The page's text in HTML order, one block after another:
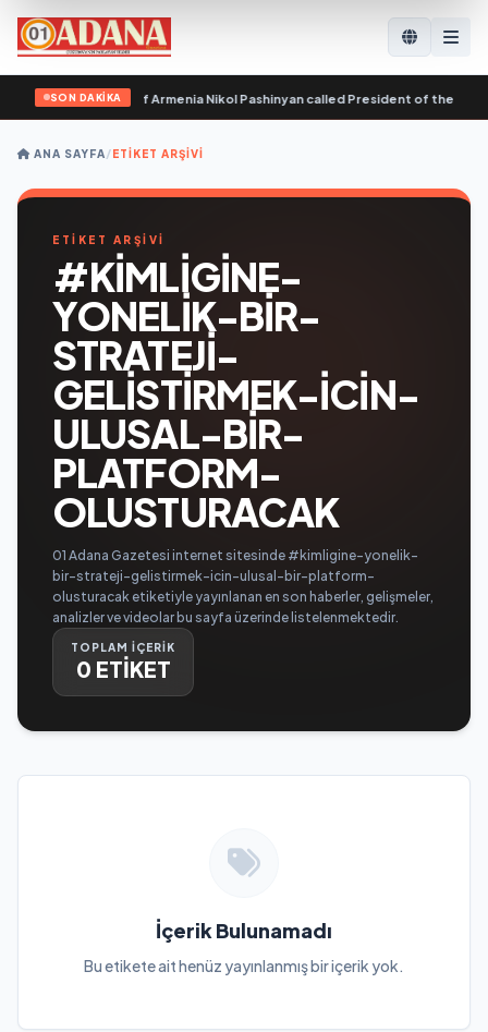
SON DAKİKA
of the Republic of Armenia Nikol Pashinyan called President of the
ANA SAYFA/ETIKET ARŞIVI
ETİKET ARŞİVİ
#KIMLIGINE-
YONELIK-BIR-
STRATEJI-
GELISTIRMEK-ICIN-
ULUSAL-BIR-
PLATFORM-
OLUSTURACAK
01 Adana Gazetesi internet sitesinde #kimligine-yonelik-
bir-strateji-gelistirmek-icin-ulusal-bir-platform-
olusturacak etiketiyle yayınlanan en son haberler, gelişmeler,
analizler ve videolar bu sayfa üzerinde listelenmektedir.
TOPLAM İÇERİK
0 ETİKET
İçerik Bulunamadı
Bu etikete ait henüz yayınlanmış bir içerik yok.